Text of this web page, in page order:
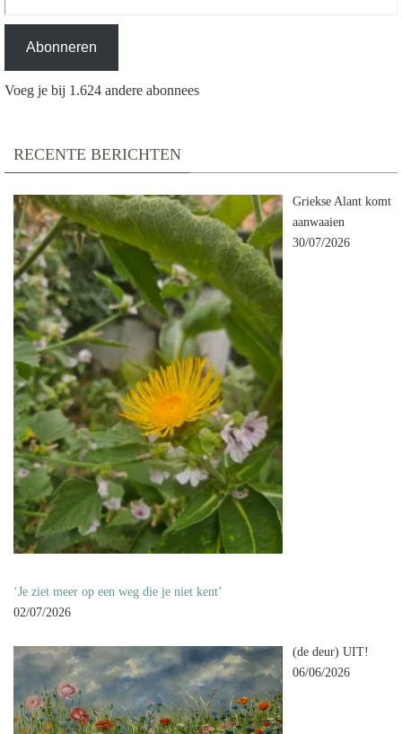
Abonneren
Voeg je bij 1.624 andere abonnees
RECENTE BERICHTEN
Griekse Alant komt
aanwaaien
30/07/2026
‘Je ziet meer op een weg die je niet kent’
02/07/2026
(de deur) UIT!
06/06/2026